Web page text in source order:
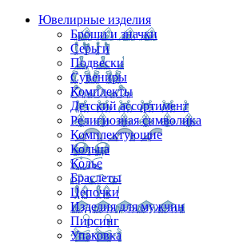
Ювелирные изделия
Броши и значки
Серьги
Подвески
Сувениры
Комплекты
Детский ассортимент
Религиозная символика
Комплектующие
Кольца
Колье
Браслеты
Цепочки
Изделия для мужчин
Пирсинг
Упаковка